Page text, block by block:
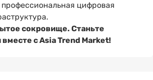
цифровая
сокровище. Станьте
с Asia Trend Market!